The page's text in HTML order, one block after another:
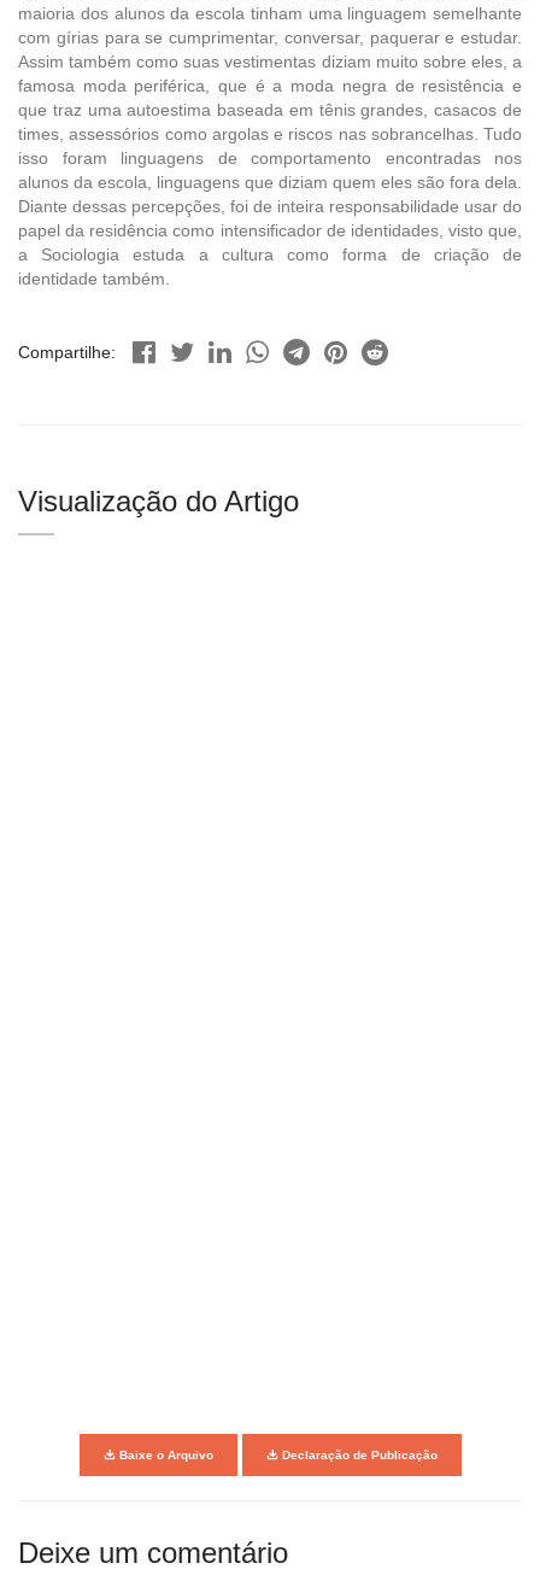
maioria dos alunos da escola tinham uma linguagem semelhante
com gírias para se cumprimentar, conversar, paquerar e estudar.
Assim também como suas vestimentas diziam muito sobre eles, a
famosa moda periférica, que é a moda negra de resistência e
que traz uma autoestima baseada em tênis grandes, casacos de
times, assessórios como argolas e riscos nas sobrancelhas. Tudo
isso foram linguagens de comportamento encontradas nos
alunos da escola, linguagens que diziam quem eles são fora dela.
Diante dessas percepções, foi de inteira responsabilidade usar do
papel da residência como intensificador de identidades, visto que,
a Sociologia estuda a cultura como forma de criação de
identidade também.
Compartilhe:
Visualização do Artigo
Baixe o Arquivo Declaração de Publicação
Deixe um comentário